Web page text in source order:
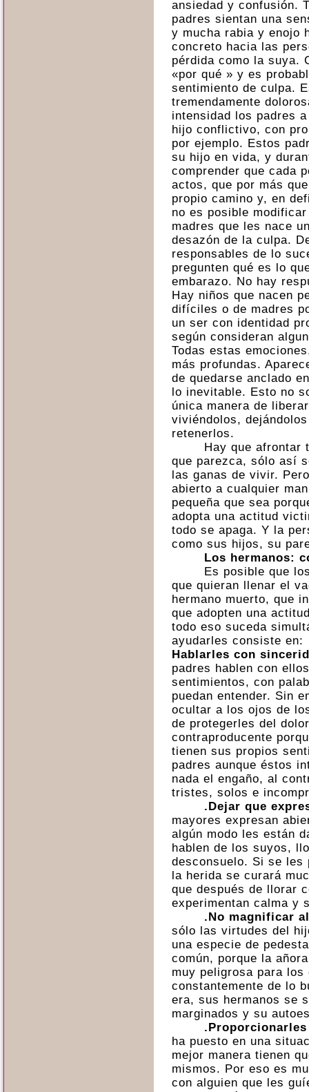
ansiedad y confusión.
padres sientan una
y mucha rabia y enojo
concreto hacia las
pérdida como la suya.
«por qué » y es
sentimiento de culpa.
tremendamente
intensidad los padres
hijo conflictivo, con
por ejemplo. Estos
su hijo en vida, y
comprender que cada
actos, que por más
propio camino y, en
no es posible
madres que les nace
desazón de la culpa.
responsables de lo
pregunten qué es lo
embarazo. No hay
Hay niños que nacen
difíciles o de madres
un ser con identidad
según consideran
Todas estas
más profundas.
de quedarse anclado
lo inevitable. Esto no
única manera de
viviéndolos,
retenerlos.
Hay que afrontar
que parezca, sólo así
las ganas de vivir.
abierto a cualquier
pequeña que sea
adopta una actitud
todo se apaga. Y la
como sus hijos, su
Los hermanos:
Es posible que
que quieran llenar el
hermano muerto, que
que adopten una
todo eso suceda
ayudarles consiste en:
Hablarles con
padres hablen con
sentimientos, con
puedan entender. Sin
ocultar a los ojos de
de protegerles del
contraproducente
tienen sus propios
padres aunque éstos
nada el engaño, al
tristes, solos e
.Dejar que
mayores expresan
algún modo les están
hablen de los suyos,
desconsuelo. Si se les
la herida se curará
que después de llorar
experimentan calma y
.No magnificar
sólo las virtudes del
una especie de
común, porque la
muy peligrosa para
constantemente de lo
era, sus hermanos se
marginados y su
ha puesto en una
mejor manera tienen
mismos. Por eso es
con alguien que les